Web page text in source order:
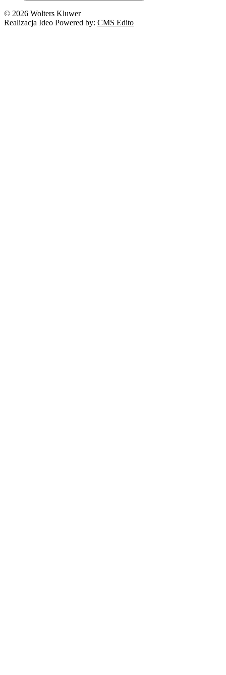
© 2026 Wolters Kluwer
Realizacja Ideo Powered by: CMS Edito